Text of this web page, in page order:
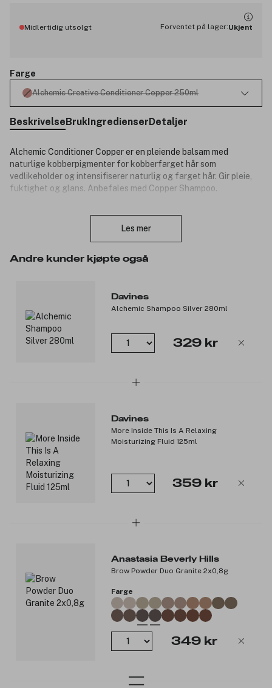
Midlertidig utsolgt Forventet på lager:Ukjent
Farge
Alchemic Creative Conditioner Copper 250ml
BeskrivelseBrukIngredienserDetaljer
Alchemic Conditioner Copper er en pleiende balsam med
naturlige kobberpigmenter for kobberfarget hår som
vedlikeholder og intensifiserer naturlig og farget hår. Gir pleie,
fuktighet og glans. Anbefales med Copper Shampoo.
Hydrerer håret, beskytter og forbedrer hårfargen.
Produktnummer:3047545
Les mer
Andre kunder kjøpte også
Davines
Alchemic Shampoo Silver 280ml
329 kr
Davines
More Inside This Is A Relaxing
Moisturizing Fluid 125ml
359 kr
Anastasia Beverly Hills
Brow Powder Duo Granite 2x0,8g
Farge
349 kr